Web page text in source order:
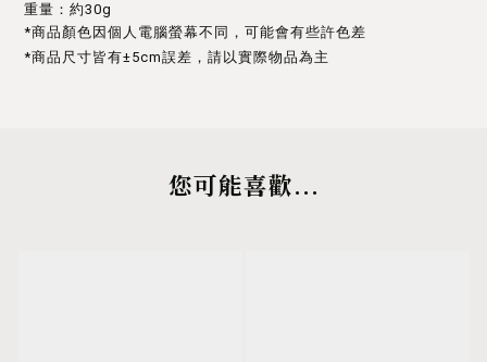
重量：約30g
*商品顏色因個人電腦螢幕不同，可能會有些許色差
*商品尺寸皆有±5cm誤差，請以實際物品為主
您可能喜歡...